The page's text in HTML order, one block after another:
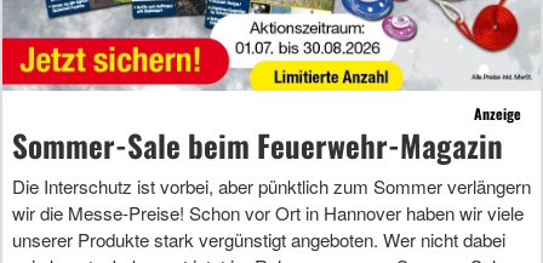
Anzeige
Sommer-Sale beim Feuerwehr-Magazin
Die Interschutz ist vorbei, aber pünktlich zum Sommer verlängern
wir die Messe-Preise! Schon vor Ort in Hannover haben wir viele
unserer Produkte stark vergünstigt angeboten. Wer nicht dabei